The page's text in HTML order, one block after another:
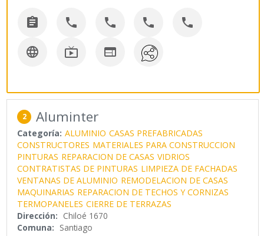
    
  
2 Aluminter
Categoría: ALUMINIO CASAS PREFABRICADAS
CONSTRUCTORES MATERIALES PARA CONSTRUCCION
PINTURAS REPARACION DE CASAS VIDRIOS
CONTRATISTAS DE PINTURAS LIMPIEZA DE FACHADAS
VENTANAS DE ALUMINIO REMODELACION DE CASAS
MAQUINARIAS REPARACION DE TECHOS Y CORNIZAS
TERMOPANELES CIERRE DE TERRAZAS
Dirección: Chiloé 1670
Comuna: Santiago